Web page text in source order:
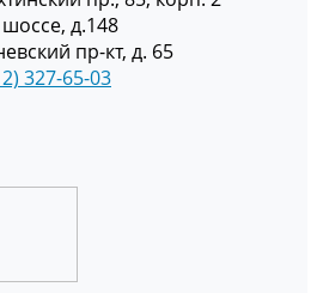
д.148
пр-кт, д. 65
327-65-03